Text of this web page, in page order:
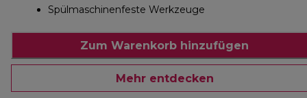
Spülmaschinenfeste Werkzeuge
Zum Warenkorb hinzufügen
Mehr entdecken